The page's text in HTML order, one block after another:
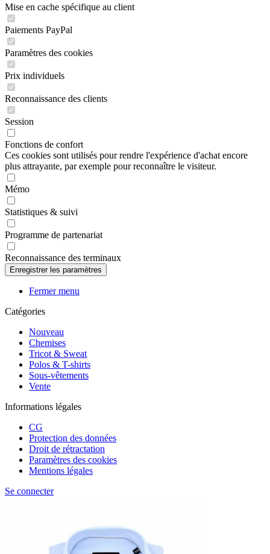
Mise en cache spécifique au client
Paiements PayPal
Paramètres des cookies
Prix individuels
Reconnaissance des clients
Session
Fonctions de confort
Ces cookies sont utilisés pour rendre l'expérience d'achat encore
plus attrayante, par exemple pour reconnaître le visiteur.
Mémo
Statistiques & suivi
Programme de partenariat
Reconnaissance des terminaux
Fermer menu
Catégories
Nouveau
Chemises
Tricot & Sweat
Polos & T-shirts
Sous-vêtements
Vente
Informations légales
CG
Protection des données
Droit de rétractation
Paramètres des cookies
Mentions légales
Se connecter